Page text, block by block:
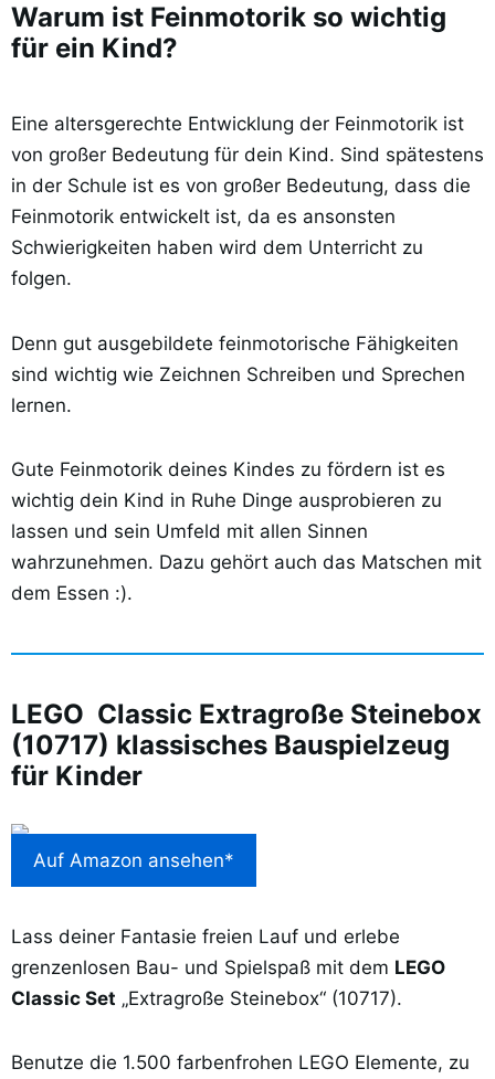
Warum ist Feinmotorik so wichtig
für ein Kind?
Eine altersgerechte Entwicklung der Feinmotorik ist
von großer Bedeutung für dein Kind. Sind spätestens
in der Schule ist es von großer Bedeutung, dass die
Feinmotorik entwickelt ist, da es ansonsten
Schwierigkeiten haben wird dem Unterricht zu
folgen.
Denn gut ausgebildete feinmotorische Fähigkeiten
sind wichtig wie Zeichnen Schreiben und Sprechen
lernen.
Gute Feinmotorik deines Kindes zu fördern ist es
wichtig dein Kind in Ruhe Dinge ausprobieren zu
lassen und sein Umfeld mit allen Sinnen
wahrzunehmen. Dazu gehört auch das Matschen mit
dem Essen :).
LEGO Classic Extragroße Steinebox
(10717) klassisches Bauspielzeug
für Kinder
Auf Amazon ansehen*
Lass deiner Fantasie freien Lauf und erlebe
grenzenlosen Bau- und Spielspaß mit dem LEGO
Classic Set „Extragroße Steinebox“ (10717).
Benutze die 1.500 farbenfrohen LEGO Elemente, zu